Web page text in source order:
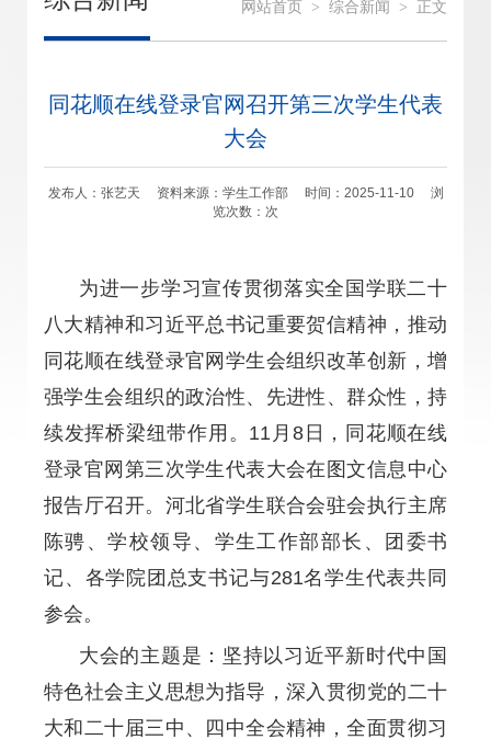
网站首页 > 综合新闻 > 正文
同花顺在线登录官网召开第三次学生代表
大会
发布人：张艺天 资料来源：学生工作部 时间：2025-11-10 浏
览次数： 次
为进一步学习宣传贯彻落实全国学联二十
八大精神和习近平总书记重要贺信精神，推动
同花顺在线登录官网学生会组织改革创新，增
强学生会组织的政治性、先进性、群众性，持
续发挥桥梁纽带作用。11月8日，同花顺在线
登录官网第三次学生代表大会在图文信息中心
报告厅召开。河北省学生联合会驻会执行主席
陈骋、学校领导、学生工作部部长、团委书
记、各学院团总支书记与281名学生代表共同
参会。
大会的主题是：坚持以习近平新时代中国
特色社会主义思想为指导，深入贯彻党的二十
大和二十届三中、四中全会精神，全面贯彻习